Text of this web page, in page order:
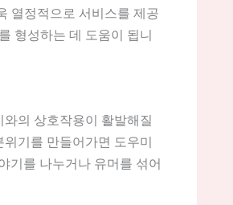
열정적으로 서비스를 제공
형성하는 데 도움이 됩니
의 상호작용이 활발해질
기를 만들어가면 도우미
기를 나누거나 유머를 섞어